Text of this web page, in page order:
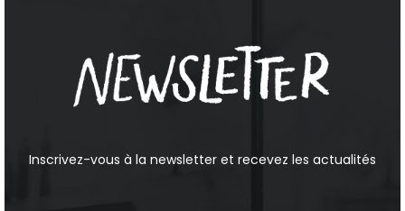
Inscrivez-vous à la newsletter et recevez les actualités